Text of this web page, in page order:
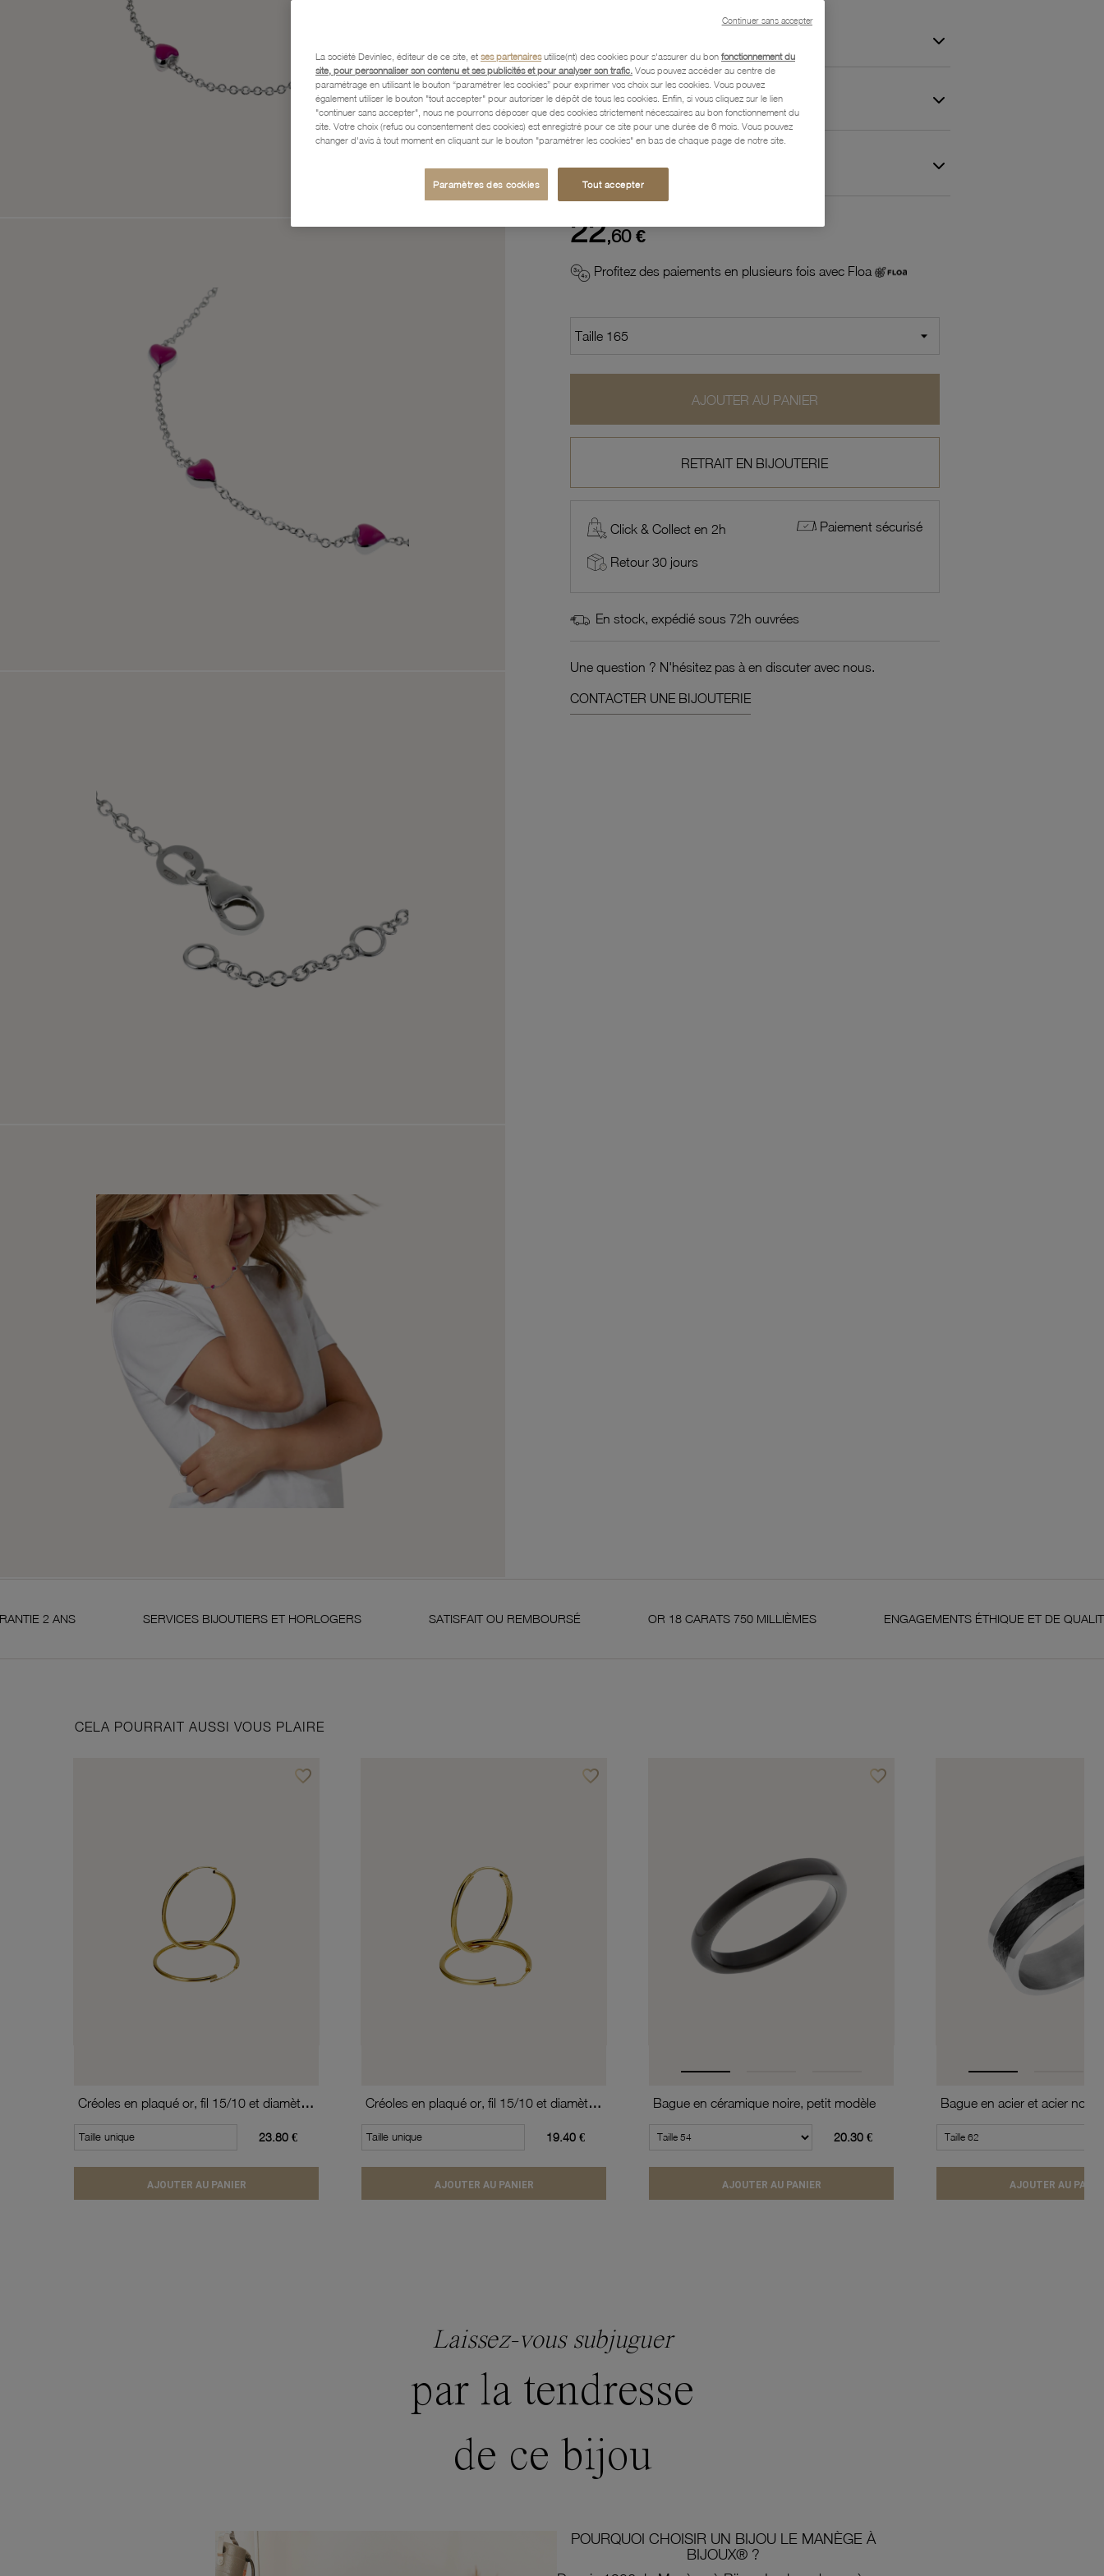
Caractéristiques détaillées
Paiement, Livraison, Retours et Garantie
22,60 €
Profitez des paiements en plusieurs fois avec Floa
AJOUTER AU PANIER
RETRAIT EN BIJOUTERIE
Click & Collect en 2h Paiement sécurisé
Retour 30 jours
En stock, expédié sous 72h ouvrées
Une question ? N'hésitez pas à en discuter avec nous.
CONTACTER UNE BIJOUTERIE
SERVICES BIJOUTIERS ET HORLOGERS SATISFAIT OU REMBOURSÉ OR 18 CARATS 750 MILLIÈMES ENGAGEMENTS ÉTHIQUE ET DE QUALITÉ
CELA POURRAIT AUSSI VOUS PLAIRE
favorite_borderAjouter à vos favoris
Créoles en plaqué or, fil 15/10 et diamètre 30 mm
Taille unique 23.80 €
AJOUTER AU PANIER
favorite_borderAjouter à vos favoris
Créoles en plaqué or, fil 15/10 et diamètre 20 mm
Taille unique 19.40 €
AJOUTER AU PANIER
favorite_borderAjouter à vos favoris
Bague en céramique noire, petit modèle
20.30 €
AJOUTER AU PANIER
Bague en acier et acier noir
AJOUTER AU
Laissez-vous subjuguer
par la tendresse
de ce bijou
POURQUOI CHOISIR UN BIJOU LE MANÈGE À
BIJOUX® ?
La société Devinlec, éditeur de ce site, et ses partenairesutilise(nt) des cookies pour s'assurer du bon fonctionnement du
site, pour personnaliser son contenu et ses publicités et pour analyser son trafic. Vous pouvez accéder au centre de
paramétrage en utilisant le bouton “paramétrer les cookies” pour exprimer vos choix sur les cookies. Vous pouvez
également utiliser le bouton "tout accepter" pour autoriser le dépôt de tous les cookies. Enfin, si vous cliquez sur le lien
"continuer sans accepter", nous ne pourrons déposer que des cookies strictement nécessaires au bon fonctionnement du
site. Votre choix (refus ou consentement des cookies) est enregistré pour ce site pour une durée de 6 mois. Vous pouvez
changer d'avis à tout moment en cliquant sur le bouton "paramétrer les cookies" en bas de chaque page de notre site.
Paramètres des cookies Tout accepter
Continuer sans accepter